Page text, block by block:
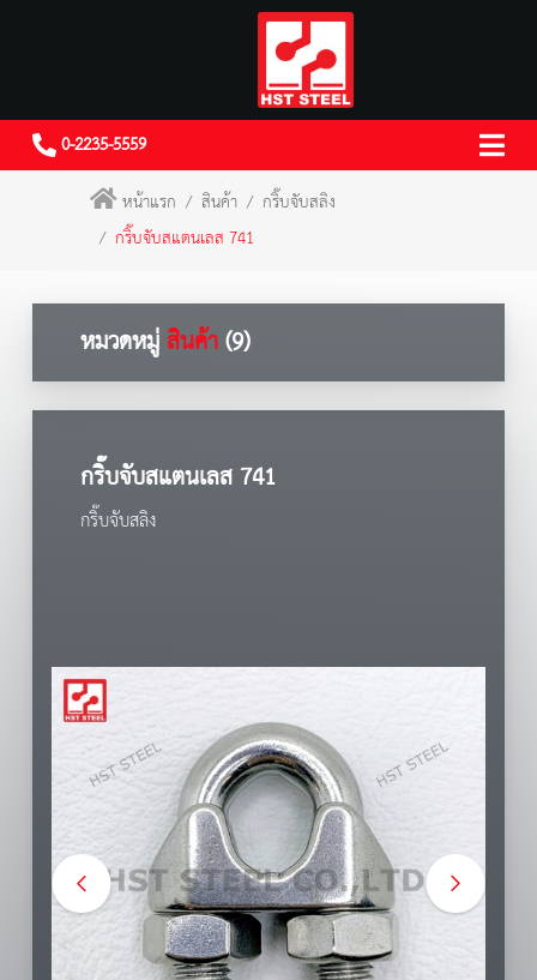
0-2235-5559
หน้าแรก
สินค้า
กริ๊บจับสลิง
กริ๊บจับสแตนเลส 741
หมวดหมู่สินค้า(9)
กริ๊บจับสแตนเลส 741
กริ๊บจับสลิง